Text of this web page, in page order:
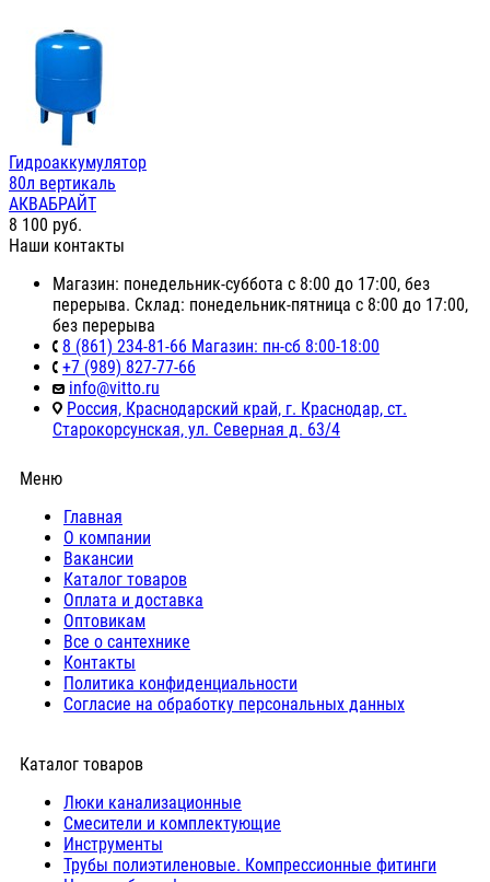
Гидроаккумулятор
80л вертикаль
АКВАБРАЙТ
8 100 руб.
Наши контакты
Магазин: понедельник-суббота с 8:00 до 17:00, без
перерыва. Склад: понедельник-пятница с 8:00 до 17:00,
без перерыва
8 (861) 234-81-66 Магазин: пн-сб 8:00-18:00
+7 (989) 827-77-66
info@vitto.ru
Россия, Краснодарский край, г. Краснодар, ст.
Старокорсунская, ул. Северная д. 63/4
Меню
Главная
О компании
Вакансии
Каталог товаров
Оплата и доставка
Оптовикам
Все о сантехнике
Контакты
Политика конфиденциальности
Согласие на обработку персональных данных
Каталог товаров
Люки канализационные
Cмесители и комплектующие
Инструменты
Трубы полиэтиленовые. Компрессионные фитинги